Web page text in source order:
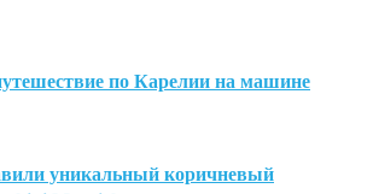
по Карелии на машине
уникальный коричневый